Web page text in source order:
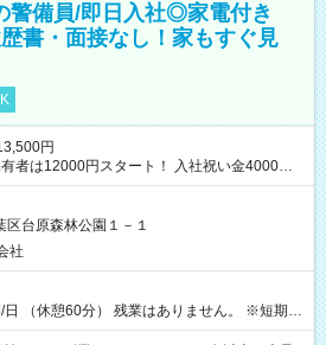
警備員/即日入社◎家電付き
書・面接なし！家もすぐ見
円
者は12000円スタート！ 入社祝い金4000円
期間なし
区台原森林公園１－１
社
休憩60分） 残業はありません。 ※短期の
ません。予めご了承くださいませ。